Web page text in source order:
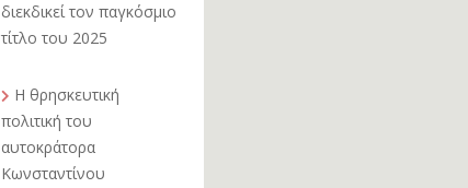
διεκδικεί τον παγκόσμιο
τίτλο του 2025
Η θρησκευτική
πολιτική του
αυτοκράτορα
Κωνσταντίνου